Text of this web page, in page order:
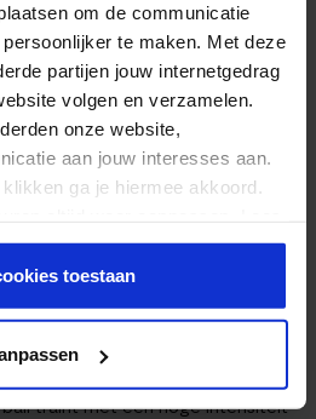
om de communicatie
te maken. Met deze
partijen jouw internetgedrag
volgen en verzamelen.
onze website,
aan jouw interesses aan.
ga je hiermee akkoord.
beleid.
toestaan
6KG
traint met een hoge intensiteit